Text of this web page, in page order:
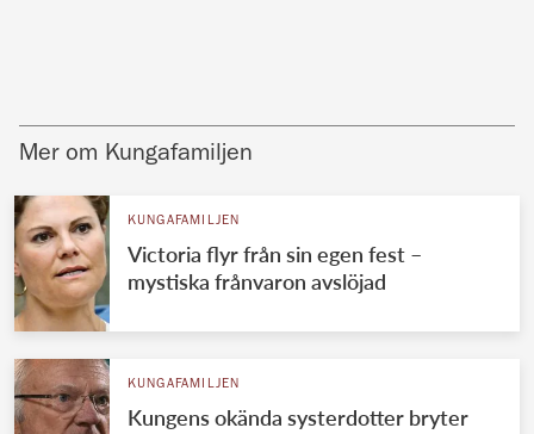
Mer om Kungafamiljen
KUNGAFAMILJEN
Victoria flyr från sin egen fest –
mystiska frånvaron avslöjad
KUNGAFAMILJEN
Kungens okända systerdotter bryter